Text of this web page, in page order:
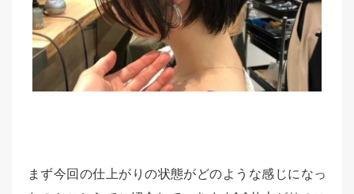
まず今回の仕上がりの状態がどのような感じになっ